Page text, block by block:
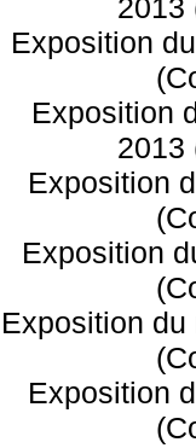
2013
Exposition
Exposition
2013
Exposition
Exposition
Exposition
Exposition